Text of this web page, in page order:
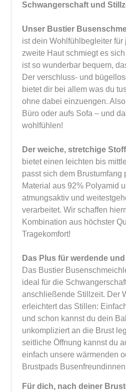
Schwangerschaft und
Unser Bustier
ist dein Wohlfühlbegleiter für
zweite Haut schmiegt es
ist so wunderbar bequem,
Der verschluss- und
bietet dir bei allem was du
ohne dabei einzuengen.
Büro oder aufs Sofa – und
wohlfühlen!
Der weiche, stretchige Stoff
bietet einen leichten bis
passt sich dem Brustumfang
Material aus 92% Polyamid
atmungsaktiv und
verarbeitet. Wir schaffen
Kombination aus höchster
Tragekomfort!
Das Plus für werdende
Das Bustier
ideal für die
anschließende Stillzeit. Der
erleichtert das Stillen:
und schon kannst du dein
unkompliziert an die Brust
seitliche Öffnung kannst du
einfach unsere wärmenden
Brustpads
Für dich, nach deiner